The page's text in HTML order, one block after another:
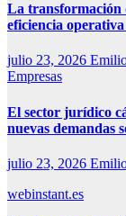
La transformación
eficiencia operativa
julio 23, 2026
Empresas
El sector jurídico
nuevas demandas
julio 23, 2026
webinstant.es